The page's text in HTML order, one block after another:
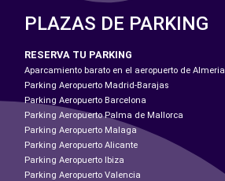
PLAZAS DE PARKING
RESERVA TU PARKING
Aparcamiento barato en el aeropuerto de Almeria
Parking Aeropuerto Madrid-Barajas
Parking Aeropuerto Barcelona
Parking Aeropuerto Palma de Mallorca
Parking Aeropuerto Malaga
Parking Aeropuerto Alicante
Parking Aeropuerto Ibiza
Parking Aeropuerto Valencia